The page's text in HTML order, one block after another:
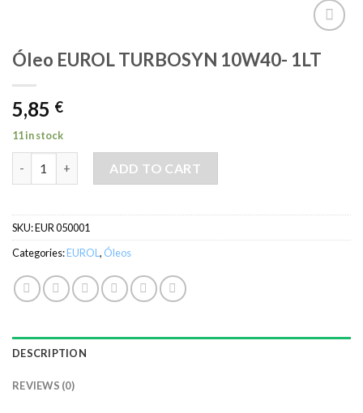
Óleo EUROL TURBOSYN 10W40- 1LT
5,85 €
11 in stock
ADD TO CART
SKU:EUR 050001
Categories:EUROL , Óleos
DESCRIPTION
REVIEWS (0)